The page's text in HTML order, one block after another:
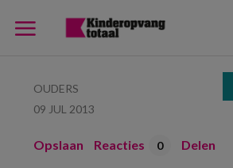
OUDERS
09 JUL 2013
Opslaan Reacties 0 Delen